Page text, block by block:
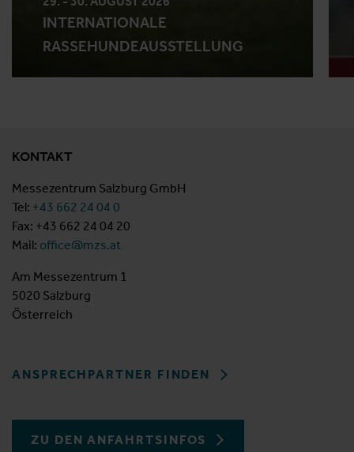
INTERNATIONALE
RASSEHUNDEAUSSTELLUNG
KONTAKT
Messezentrum Salzburg GmbH
Tel: +43 662 24 04 0
Fax: +43 662 24 04 20
Mail: office@mzs.at
Am Messezentrum 1
5020 Salzburg
Österreich
ANSPRECHPARTNER FINDEN
ZU DEN ANFAHRTSINFOS